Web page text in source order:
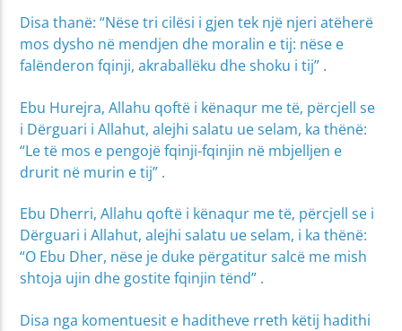
Disa thanë: “Nëse tri cilësi i gjen tek një njeri atëherë
mos dysho në mendjen dhe moralin e tij: nëse e
falënderon fqinji, akraballëku dhe shoku i tij” .
Ebu Hurejra, Allahu qoftë i kënaqur me të, përcjell se
i Dërguari i Allahut, alejhi salatu ue selam, ka thënë:
“Le të mos e pengojë fqinji-fqinjin në mbjelljen e
drurit në murin e tij” .
Ebu Dherri, Allahu qoftë i kënaqur me të, përcjell se i
Dërguari i Allahut, alejhi salatu ue selam, i ka thënë:
“O Ebu Dher, nëse je duke përgatitur salcë me mish
shtoja ujin dhe gostite fqinjin tënd” .
Disa nga komentuesit e haditheve rreth këtij hadithi